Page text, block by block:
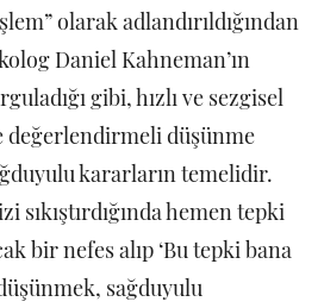
olarak adlandırıldığından
Daniel Kahneman’ın
gibi, hızlı ve sezgisel
değerlendirmeli düşünme
kararların temelidir.
sıkıştırdığında hemen tepki
bir nefes alıp ‘Bu tepki bana
sağduyulu